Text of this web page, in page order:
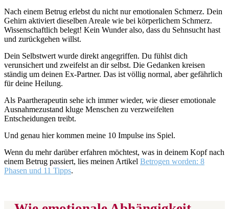
Nach einem Betrug erlebst du nicht nur emotionalen Schmerz. Dein
Gehirn aktiviert dieselben Areale wie bei körperlichem Schmerz.
Wissenschaftlich belegt! Kein Wunder also, dass du Sehnsucht hast
und zurückgehen willst.
Dein Selbstwert wurde direkt angegriffen. Du fühlst dich
verunsichert und zweifelst an dir selbst. Die Gedanken kreisen
ständig um deinen Ex-Partner. Das ist völlig normal, aber gefährlich
für deine Heilung.
Als Paartherapeutin sehe ich immer wieder, wie dieser emotionale
Ausnahmezustand kluge Menschen zu verzweifelten
Entscheidungen treibt.
Und genau hier kommen meine 10 Impulse ins Spiel.
Wenn du mehr darüber erfahren möchtest, was in deinem Kopf nach
einem Betrug passiert, lies meinen Artikel Betrogen worden: 8
Phasen und 11 Tipps.